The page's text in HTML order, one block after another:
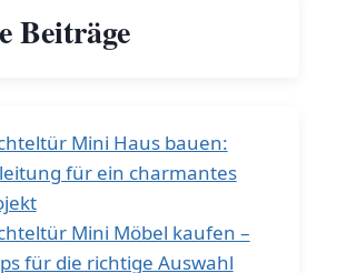
Beiträge
Mini Haus bauen:
für ein charmantes
Mini Möbel kaufen –
für die richtige Auswahl